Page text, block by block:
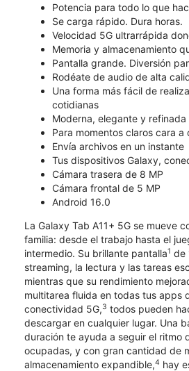
Potencia para todo lo que
Se carga rápido. Dura horas.
Velocidad 5G ultrarrápida
Memoria y almacenamiento
Pantalla grande. Diversión
Rodéate de audio de alta
Una forma más fácil de
cotidianas
Moderna, elegante y refinada
Para momentos claros cara a
Envía archivos en un instante
Tus dispositivos Galaxy,
Cámara trasera de 8 MP
Cámara frontal de 5 MP
Android 16.0
La Galaxy Tab A11+ 5G se mueve
familia: desde el trabajo hasta el
intermedio. Su brillante pantalla1 de
streaming, la lectura y las tareas
mientras que su rendimiento
multitarea fluida en todas tus apps
conectividad 5G,3 todos pueden
descargar en cualquier lugar. Una
duración te ayuda a seguir el ritmo
ocupadas, y con gran cantidad de
almacenamiento expandible,4 hay